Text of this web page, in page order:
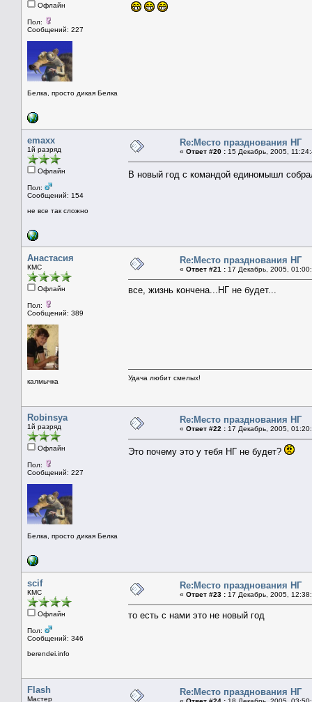
Офлайн
Пол:
Сообщений: 227
Белка, просто дикая Белка
emaxx
1й разряд
Офлайн
Пол:
Сообщений: 154
не все так сложно
Re:Место празднования НГ
« Ответ #20 : 15 Декабрь, 2005,
В новый год с командой единомышл
Анастасия
КМС
Офлайн
Пол:
Сообщений: 389
калмычка
Re:Место празднования НГ
« Ответ #21 : 17 Декабрь, 2005,
все, жизнь кончена...НГ не будет...
Удача любит смелых!
Robinsya
1й разряд
Офлайн
Пол:
Сообщений: 227
Белка, просто дикая Белка
Re:Место празднования НГ
« Ответ #22 : 17 Декабрь, 2005,
Это почему это у тебя НГ не будет?
scif
КМС
Офлайн
Пол:
Сообщений: 346
berendei.info
Re:Место празднования НГ
« Ответ #23 : 17 Декабрь, 2005,
то есть с нами это не новый год
Flash
Мастер
Re:Место празднования НГ